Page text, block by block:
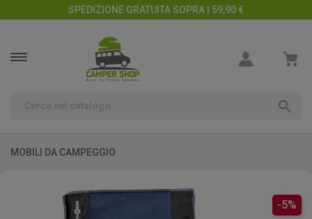
SPEDIZIONE GRATUITA SOPRA I 59,90 €

MOBILI DA CAMPEGGIO
-5%